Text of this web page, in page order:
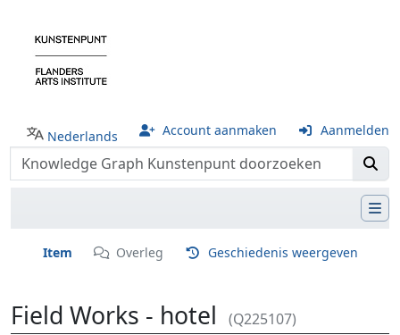
Nederlands Account aanmaken Aanmelden
Item Overleg Geschiedenis weergeven
Field Works - hotel (Q225107)